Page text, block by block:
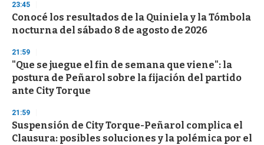
23:45
Conocé los resultados de la Quiniela y la Tómbola
nocturna del sábado 8 de agosto de 2026
21:59
"Que se juegue el fin de semana que viene": la
postura de Peñarol sobre la fijación del partido
ante City Torque
21:59
Suspensión de City Torque-Peñarol complica el
Clausura: posibles soluciones y la polémica por el